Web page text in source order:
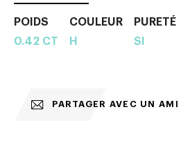
POIDS
0.42 CT
COULEUR
H
PURETÉ
SI
PARTAGER AVEC UN AMI